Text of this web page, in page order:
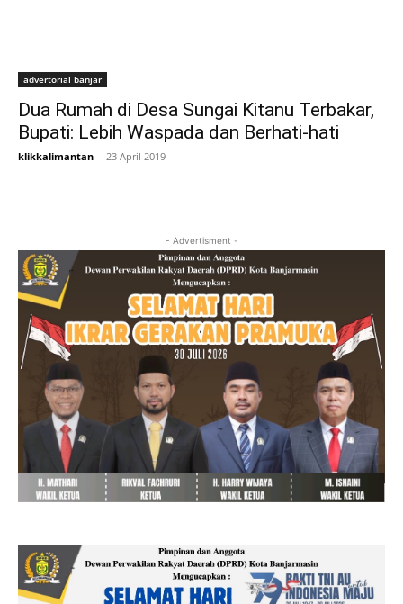
advertorial banjar
Dua Rumah di Desa Sungai Kitanu Terbakar,
Bupati: Lebih Waspada dan Berhati-hati
klikkalimantan - 23 April 2019
- Advertisment -